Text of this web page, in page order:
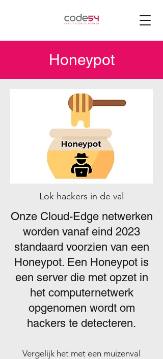
Honeypot
Lok hackers in de val
Onze Cloud-Edge netwerken
worden vanaf eind 2023
standaard voorzien van een
Honeypot. Een Honeypot is
een server die met opzet in
het computernetwerk
opgenomen wordt om
hackers te detecteren.
Vergelijk het met een muizenval